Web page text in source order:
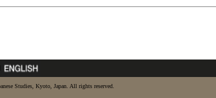
Studies, Kyoto, Japan. All rights reserved.